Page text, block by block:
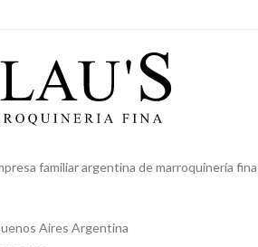
familiar argentina de marroquinería fina
Aires Argentina